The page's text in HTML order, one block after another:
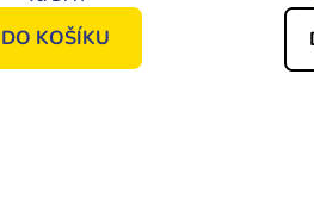
DO KOŠÍKU